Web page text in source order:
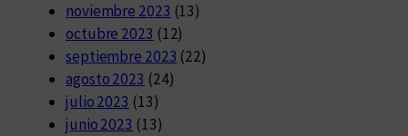
noviembre 2023 (13)
octubre 2023 (12)
septiembre 2023 (22)
agosto 2023 (24)
julio 2023 (13)
junio 2023 (13)